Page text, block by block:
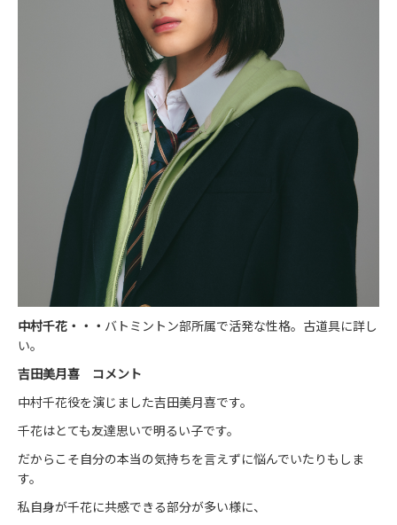
中村千花 ・・・ バトミントン部所属で活発な性格。古道具に詳し
い。
吉田美月喜 コメント
中村千花役を演じました吉田美月喜です。
千花はとても友達思いで明るい子です。
だからこそ自分の本当の気持ちを言えずに悩んでいたりもしま
す。
私自身が千花に共感できる部分が多い様に、